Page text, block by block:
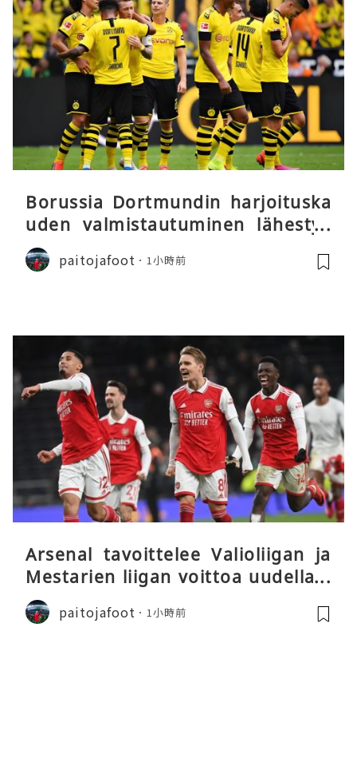
Borussia Dortmundin harjoituska
uden valmistautuminen lähestyy
päätöstään
paitojafoot 1小時前
Arsenal tavoittelee Valioliigan ja
Mestarien liigan voittoa uudella k
audella
paitojafoot 1小時前